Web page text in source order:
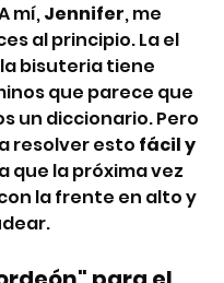
mí, Jennifer, me
al principio. La el
bisuteria tiene
que parece que
un diccionario. Pero
resolver esto fácil y
que la próxima vez
la frente en alto y